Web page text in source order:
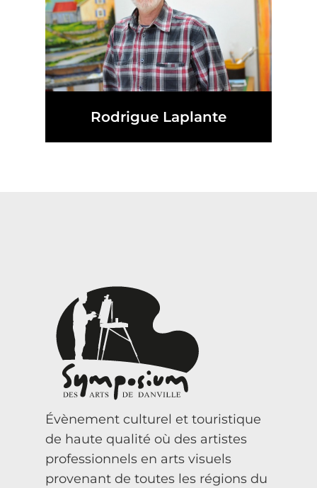
Rodrigue Laplante
Évènement culturel et touristique
de haute qualité où des artistes
professionnels en arts visuels
provenant de toutes les régions du